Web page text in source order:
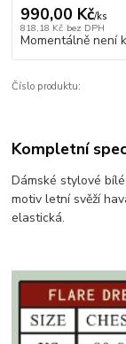
990,00 Kč/ks
818,18 Kč bez DPH
Momentálně není
Číslo produktu:
Kompletní
Dámské stylové
motiv letní svěží
elastická.